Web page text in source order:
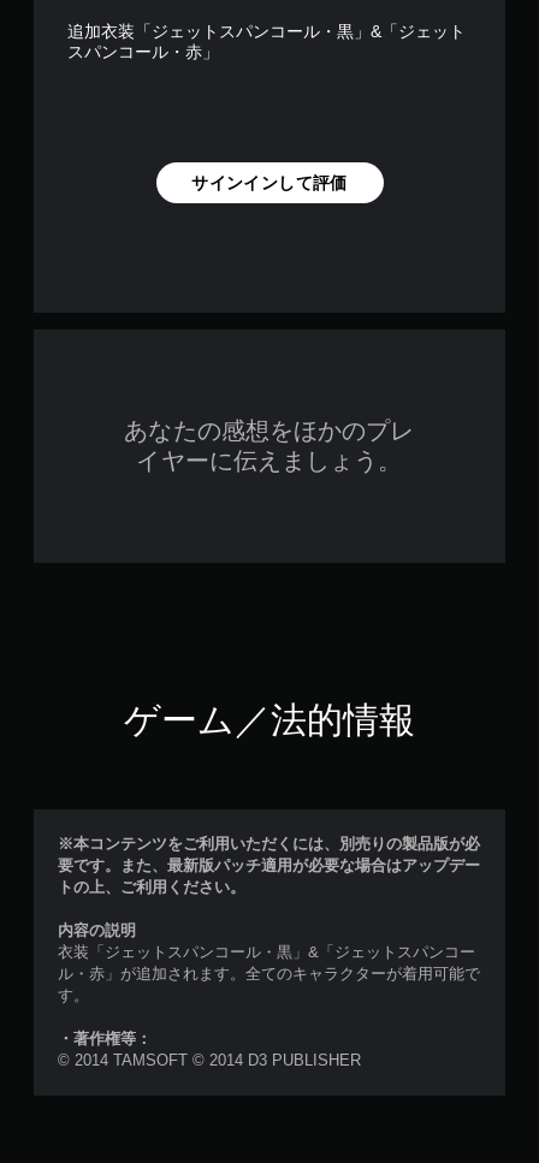
追加衣装「ジェットスパンコール・黒」&「ジェット
スパンコール・赤」
サインインして評価
あなたの感想をほかのプレ
イヤーに伝えましょう。
ゲーム／法的情報
※本コンテンツをご利用いただくには、別売りの製品版が必
要です。また、最新版パッチ適用が必要な場合はアップデー
トの上、ご利用ください。
内容の説明
衣装「ジェットスパンコール・黒」&「ジェットスパンコー
ル・赤」が追加されます。全てのキャラクターが着用可能で
す。
・著作権等：
© 2014 TAMSOFT © 2014 D3 PUBLISHER